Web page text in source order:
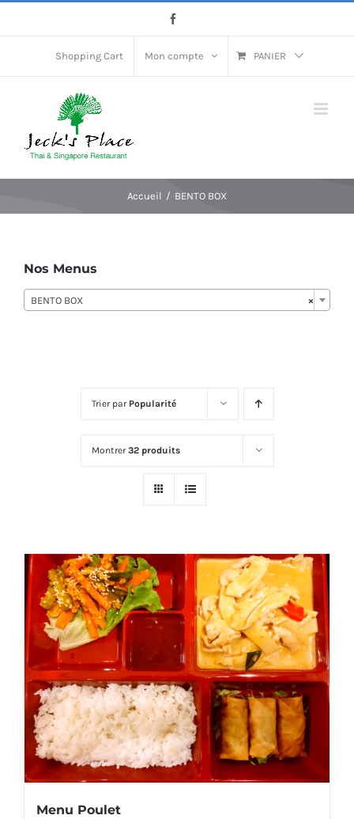
Shopping Cart Mon compte PANIER
Accueil BENTO BOX
Trier par Popularité
Montrer32 produits
Menu Poulet
Nos Menus
×
BENTO BOX